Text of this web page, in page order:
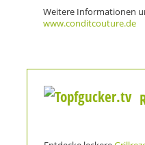
Weitere Informationen
www.conditcouture.de